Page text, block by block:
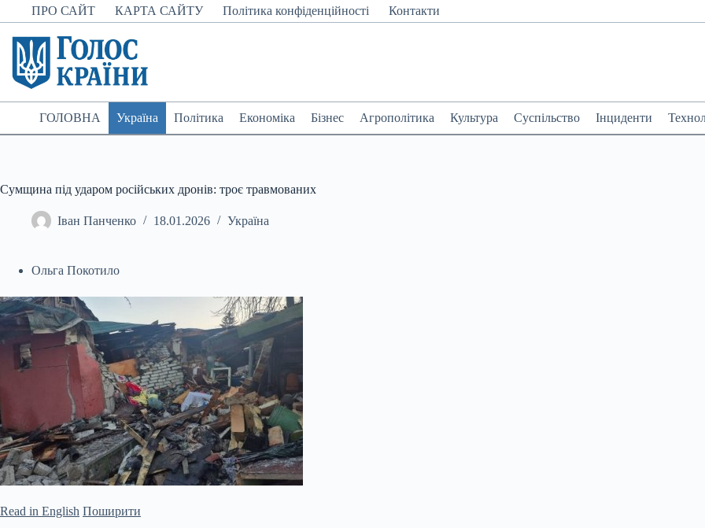
Перейти
до
вмісту
ПРО САЙТ КАРТА САЙТУ Політика конфіденційності Контакти
ГОЛОВНА Україна Політика Економіка Бізнес Агрополітика Культура Суспільство Інциденти
Сумщина під ударом російських дронів: троє травмованих
Іван Панченко 18.01.2026 Україна
Ольга Покотило
Read in English Поширити